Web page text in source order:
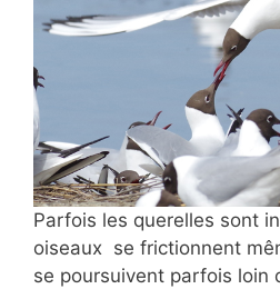
Parfois les querelles sont
oiseaux se frictionnent
se poursuivent parfois loin